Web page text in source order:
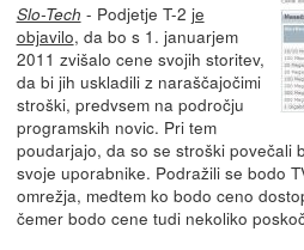
Slo-Tech - Podjetje T-2 je
objavilo, da bo s 1. januarjem
2011 zvišalo cene svojih storitev,
da bi jih uskladili z naraščajočimi
stroški, predvsem na področju
programskih novic. Pri tem
poudarjajo, da so se stroški povečali
svoje uporabnike. Podražili se bodo
omrežja, medtem ko bodo ceno
čemer bodo cene tudi nekoliko